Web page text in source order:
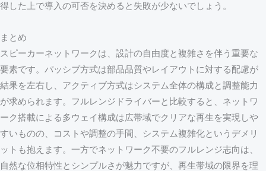
得した上で導入の可否を決めると失敗が少ないでしょう。
まとめ
スピーカーネットワークは、設計の自由度と複雑さを伴う重要な
要素です。パッシブ方式は部品品質やレイアウトに対する配慮が
結果を左右し、アクティブ方式はシステム全体の構成と調整能力
が求められます。フルレンジドライバーと比較すると、ネットワ
ーク搭載による多ウェイ構成は広帯域でクリアな再生を実現しや
すいものの、コストや調整の手間、システム複雑化というデメリ
ットも抱えます。一方でネットワーク不要のフルレンジ志向は、
自然な位相特性とシンプルさが魅力ですが、再生帯域の限界を理